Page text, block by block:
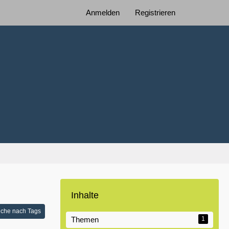
Anmelden Registrieren
nach Tags
Inhalte
Themen 1